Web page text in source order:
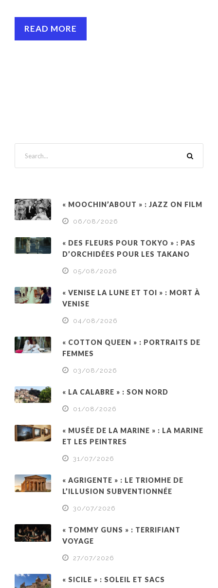
READ MORE
« MOOCHIN’ABOUT » : JAZZ ON FILM
06/08/2026
« DES FLEURS POUR TOKYO » : PAS
D’ORCHIDÉES POUR LES TAKANO
05/08/2026
« VENISE LA LUNE ET TOI » : MORT À
VENISE
04/08/2026
« COTTON QUEEN » : PORTRAITS DE
FEMMES
03/08/2026
« LA CALABRE » : SON NORD
01/08/2026
« MUSÉE DE LA MARINE » : LA MARINE
ET LES PEINTRES
31/07/2026
« AGRIGENTE » : LE TRIOMHE DE
L’ILLUSION SUBVENTIONNÉE
30/07/2026
« TOMMY GUNS » : TERRIFIANT
VOYAGE
27/07/2026
« SICILE » : SOLEIL ET SACS